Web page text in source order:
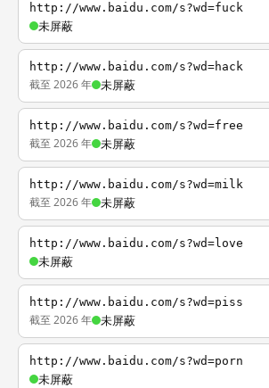
http://www.baidu.com/s?wd=fuck
未屏蔽
http://www.baidu.com/s?wd=hack
截至 2026 年 未屏蔽
http://www.baidu.com/s?wd=free
截至 2026 年 未屏蔽
http://www.baidu.com/s?wd=milk
截至 2026 年 未屏蔽
http://www.baidu.com/s?wd=love
未屏蔽
http://www.baidu.com/s?wd=piss
截至 2026 年 未屏蔽
http://www.baidu.com/s?wd=porn
未屏蔽